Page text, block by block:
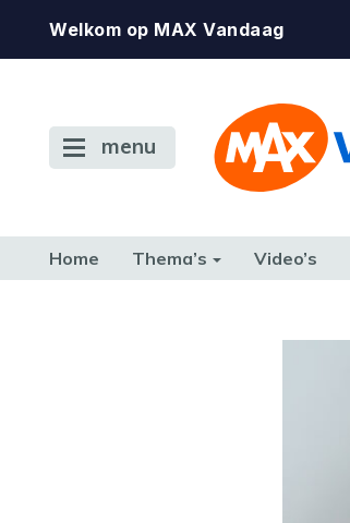
Welkom op MAX Vandaag
menu
Home Thema’s Video’s